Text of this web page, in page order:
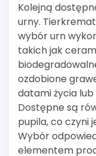
Kolejną
urny.
wybór urn
takich jak
ozdobione
datami życia
Dostępne są
pupila, co czyni
Wybór
elementem